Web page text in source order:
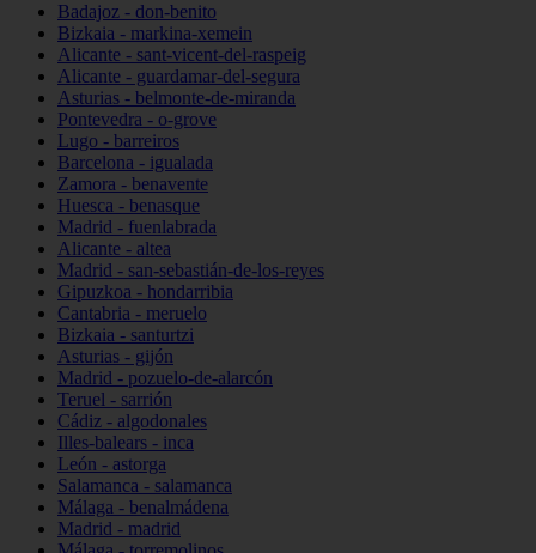
Badajoz - don-benito
Bizkaia - markina-xemein
Alicante - sant-vicent-del-raspeig
Alicante - guardamar-del-segura
Asturias - belmonte-de-miranda
Pontevedra - o-grove
Lugo - barreiros
Barcelona - igualada
Zamora - benavente
Huesca - benasque
Madrid - fuenlabrada
Alicante - altea
Madrid - san-sebastián-de-los-reyes
Gipuzkoa - hondarribia
Cantabria - meruelo
Bizkaia - santurtzi
Asturias - gijón
Madrid - pozuelo-de-alarcón
Teruel - sarrión
Cádiz - algodonales
Illes-balears - inca
León - astorga
Salamanca - salamanca
Málaga - benalmádena
Madrid - madrid